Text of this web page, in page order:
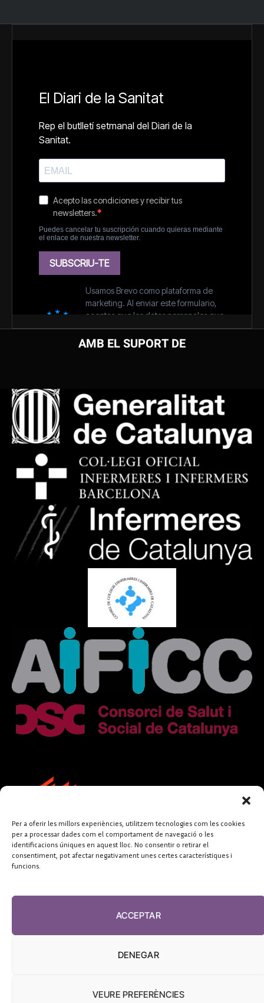
Per a oferir les millors experiències, utilitzem tecnologies com les cookies
per a processar dades com el comportament de navegació o les
identificacions úniques en aquest lloc. No consentir o retirar el
consentiment, pot afectar negativament unes certes característiques i
funcions.
ACCEPTAR
DENEGAR
VEURE PREFERÈNCIES
AMB EL SUPORT DE
FUNDACIÓ